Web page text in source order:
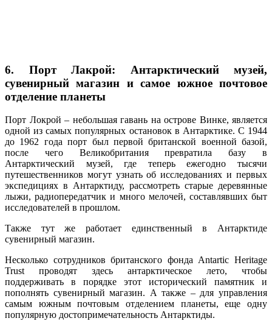
6. Порт Лакрой: Антарктический музей,
сувенирный магазин и самое южное почтовое
отделение планеты
Порт Локрой – небольшая гавань на острове Винке, является
одной из самых популярных остановок в Антарктике. С 1944
до 1962 года порт был первой британской военной базой,
после чего Великобритания превратила базу в
Антарктический музей, где теперь ежегодно тысячи
путешественников могут узнать об исследованиях и первых
экспедициях в Антарктиду, рассмотреть старые деревянные
лыжи, радиопередатчик и много мелочей, составлявших быт
исследователей в прошлом.
Также тут же работает единственный в Антарктиде
сувенирный магазин.
Несколько сотрудников британского фонда Antartic Heritage
Trust проводят здесь антарктическое лето, чтобы
поддерживать в порядке этот исторический памятник и
пополнять сувенирный магазин. А также – для управления
самым южным почтовым отделением планеты, еще одну
популярную достопримечательность Антарктиды.